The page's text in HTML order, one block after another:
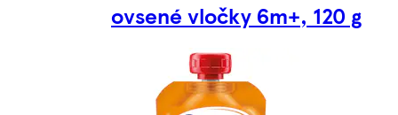
ovsené vločky 6m+, 120 g